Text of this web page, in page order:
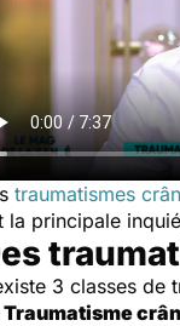
traumatismes
la principale
3 classes de
Traumatisme